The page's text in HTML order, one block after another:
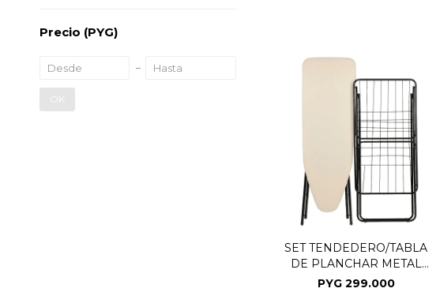
SET TENDEDERO/TABLA
DE PLANCHAR METAL
NEGRO
PYG 299.000
Precio (PYG)
OK